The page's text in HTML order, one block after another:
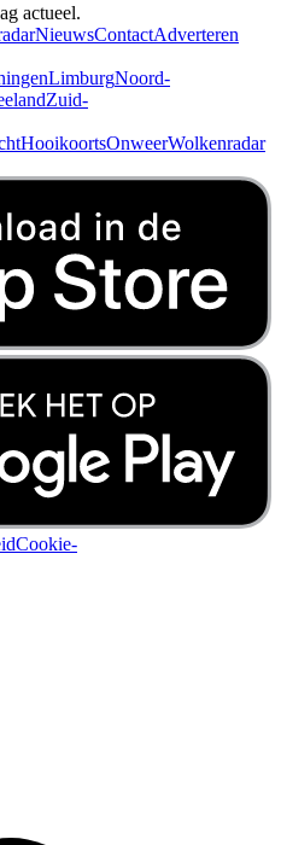
actueel.
NieuwsContactAdverteren
LimburgNoord-
Zuid-
HooikoortsOnweerWolkenradar
Cookie-